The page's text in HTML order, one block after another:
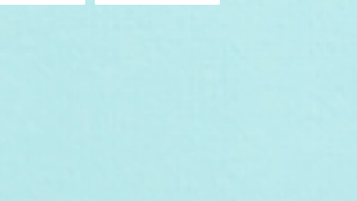
ック プルオ
ルーネック スウェット